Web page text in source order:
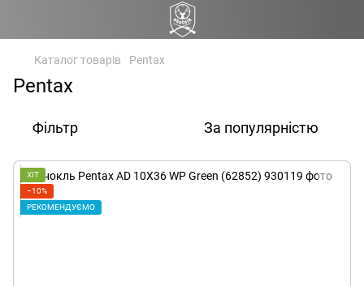
Каталог товарів Pentax
Pentax
Фільтр За популярністю
ХІТ
−10%
РЕКОМЕНДУЄМО